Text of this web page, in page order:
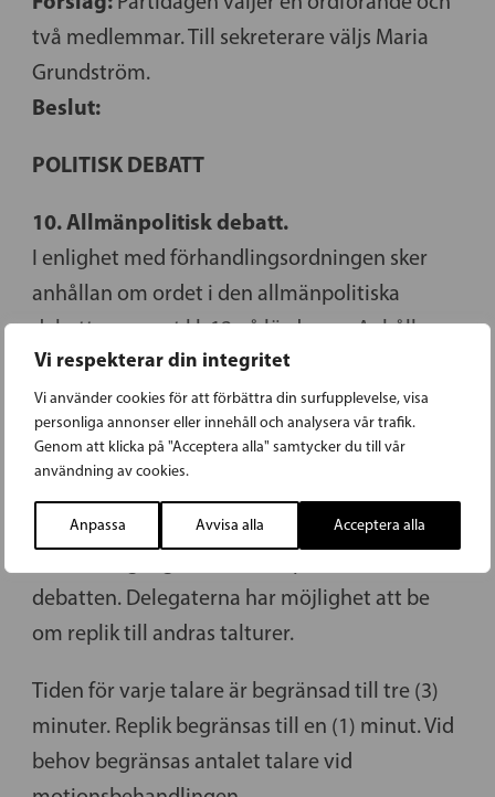
Vi respekterar din integritet
Vi använder cookies för att förbättra din surfupplevelse, visa
personliga annonser eller innehåll och analysera vår trafik.
Genom att klicka på "Acceptera alla" samtycker du till vår
användning av cookies.
Anpassa Avvisa alla Acceptera alla
två medlemmar. Till sekreterare väljs Maria
Grundström.
Beslut:
POLITISK DEBATT
10. Allmänpolitisk debatt.
I enlighet med förhandlingsordningen sker
anhållan om ordet i den allmänpolitiska
debatten senast kl. 12 på lördagen. Anhållan
till den allmänpolitiska debatten sker via ett
formulär påpartidagen.sfp.fi/. Delegaterna
bör i anhållan uppge namn, delegatnummer
och ämne för talturen.
En delegat har rätt att anhålla om ordet
debatten. Delegaterna har möjlighet att be
om replik till andras talturer.
Tiden för varje talare är begränsad till tre (3)
minuter. Replik begränsas till en (1) minut. Vid
behov begränsas antalet talare vid